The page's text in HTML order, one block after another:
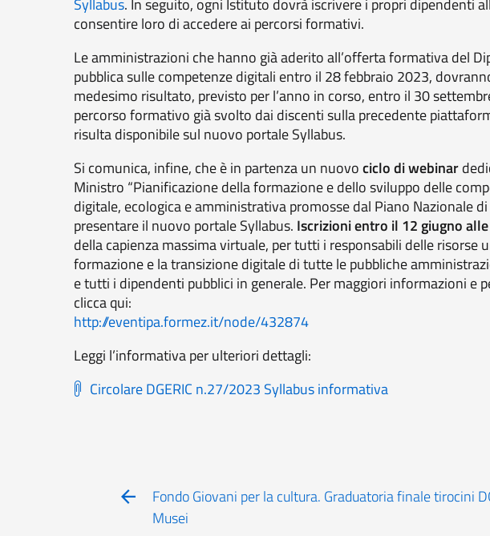
Syllabus. In seguito, ogni Istituto dovrà iscrivere i propri dipendenti
consentire loro di accedere ai percorsi formativi.
Le amministrazioni che hanno già aderito all’offerta formativa del
pubblica sulle competenze digitali entro il 28 febbraio 2023,
medesimo risultato, previsto per l’anno in corso, entro il 30
percorso formativo già svolto dai discenti sulla precedente
risulta disponibile sul nuovo portale Syllabus.
Si comunica, infine, che è in partenza un nuovociclo di webinar
Ministro “Pianificazione della formazione e dello sviluppo delle
digitale, ecologica e amministrativa promosse dal Piano Nazionale di
presentare il nuovo portale Syllabus. Iscrizioni entro il 12 giugno
della capienza massima virtuale, per tutti i responsabili delle risorse
formazione e la transizione digitale di tutte le pubbliche
e tutti i dipendenti pubblici in generale. Per maggiori informazioni e
clicca qui:
http://eventipa.formez.it/node/432874
Leggi l’informativa per ulteriori dettagli:
Circolare DGERIC n.27/2023 Syllabus informativa
Fondo Giovani per la cultura. Graduatoria finale tirocini
Musei